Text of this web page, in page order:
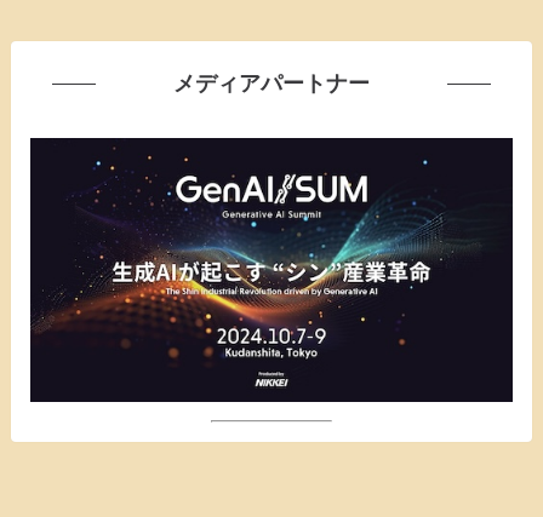
メディアパートナー